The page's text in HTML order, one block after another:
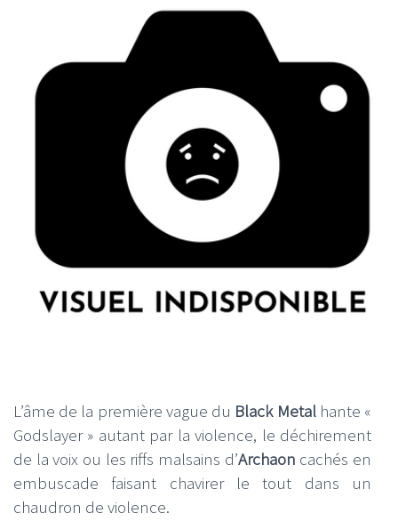
L’âme de la première vague du Black Metalhante «
Godslayer » autant par la violence, le déchirement
de la voix ou les riffs malsains d’Archaon cachés en
embuscade faisant chavirer le tout dans un
chaudron de violence.